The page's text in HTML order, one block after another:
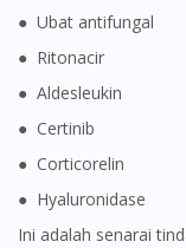
You are currently
No,
● Ubat antifungal
● Ritonacir
● Aldesleukin
● Certinib
● Corticorelin
● Hyaluronidase
Ini adalah senarai tindak balas antara ubat dan penyakit yang